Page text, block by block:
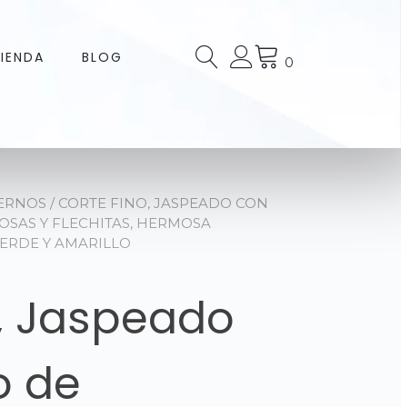
BLOG 0
/ CORTE FINO, JASPEADO CON
Y FLECHITAS, HERMOSA
Y AMARILLO
Jaspeado
de